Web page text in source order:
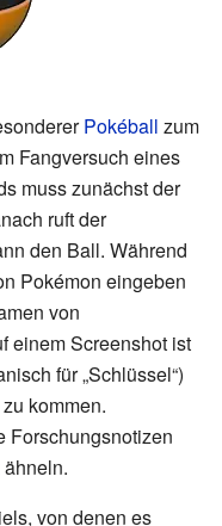
Pokéball zum
Fangversuch eines
muss zunächst der
ruft der
den Ball. Während
Pokémon eingeben
von
einem Screenshot ist
für „Schlüssel“)
kommen.
Forschungsnotizen
ähneln.
von denen es